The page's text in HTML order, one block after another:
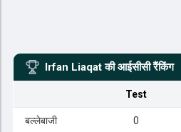
Irfan Liaqat की आईसीसी रैंकिंग
Test
बल्लेबाजी 0